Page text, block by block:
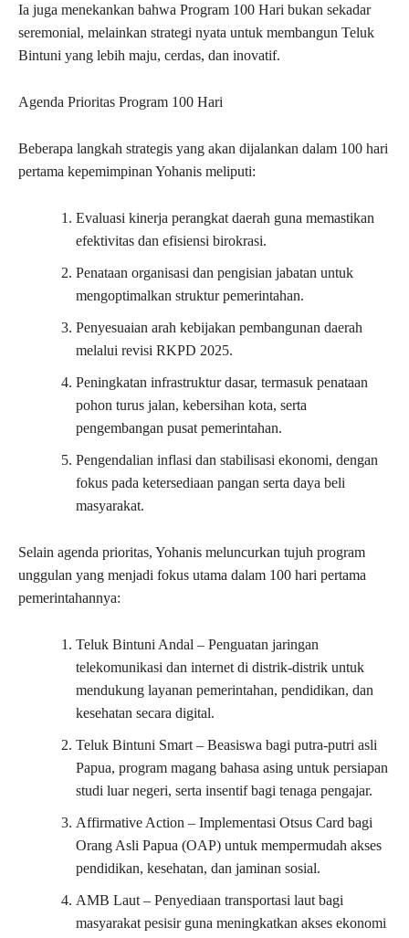
Ia juga menekankan bahwa Program 100 Hari bukan sekadar
seremonial, melainkan strategi nyata untuk membangun Teluk
Bintuni yang lebih maju, cerdas, dan inovatif.
Agenda Prioritas Program 100 Hari
Beberapa langkah strategis yang akan dijalankan dalam 100 hari
pertama kepemimpinan Yohanis meliputi:
Evaluasi kinerja perangkat daerah guna memastikan
efektivitas dan efisiensi birokrasi.
Penataan organisasi dan pengisian jabatan untuk
mengoptimalkan struktur pemerintahan.
Penyesuaian arah kebijakan pembangunan daerah
melalui revisi RKPD 2025.
Peningkatan infrastruktur dasar, termasuk penataan
pohon turus jalan, kebersihan kota, serta
pengembangan pusat pemerintahan.
Pengendalian inflasi dan stabilisasi ekonomi, dengan
fokus pada ketersediaan pangan serta daya beli
masyarakat.
Selain agenda prioritas, Yohanis meluncurkan tujuh program
unggulan yang menjadi fokus utama dalam 100 hari pertama
pemerintahannya:
Teluk Bintuni Andal – Penguatan jaringan
telekomunikasi dan internet di distrik-distrik untuk
mendukung layanan pemerintahan, pendidikan, dan
kesehatan secara digital.
Teluk Bintuni Smart – Beasiswa bagi putra-putri asli
Papua, program magang bahasa asing untuk persiapan
studi luar negeri, serta insentif bagi tenaga pengajar.
Affirmative Action – Implementasi Otsus Card bagi
Orang Asli Papua (OAP) untuk mempermudah akses
pendidikan, kesehatan, dan jaminan sosial.
AMB Laut – Penyediaan transportasi laut bagi
masyarakat pesisir guna meningkatkan akses ekonomi